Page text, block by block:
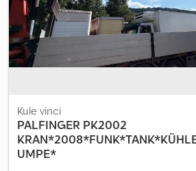
switch - Standard driver's seat (artificial
Single-lever control - Reach fork: base
extended length 2050 mm / extension: 850
x 8.5 - 12 - Front: 4.00 - 4 - 5 - 2.50 - Side
Ref: ANL1088272
Kule vinci
PALFINGER PK2002
UMPE*